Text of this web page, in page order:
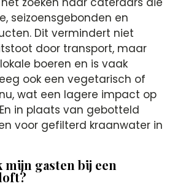
seizoensgebonden en
Dit vermindert niet
door transport, maar
boeren en is vaak
ook een vegetarisch of
wat een lagere impact op
in plaats van gebotteld
voor gefilterd kraanwater in
mijn gasten bij een